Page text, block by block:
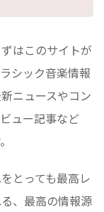
はこのサイトが
シック音楽情報
ニュースやコン
ュー記事など
とっても最高レ
、最高の情報源